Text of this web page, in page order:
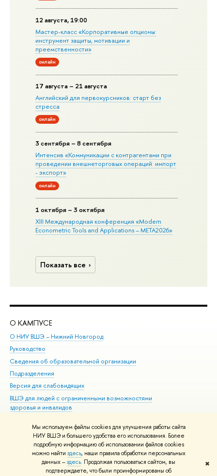
Мы используем файлы cookies для улучшения работы сайта
НИУ ВШЭ и большего удобства его использования. Более
подробную информацию об использовании файлов cookies
можно найти здесь, наши правила обработки персональных
данных –здесь. Продолжая пользоваться сайтом, вы
подтверждаете, что были проинформированы об
✖
12 августа, 19:00
Мастер-класс «Корпоративные опционы:
инструмент защиты, мотивации и
преемственности»
онлайн
17 августа – 21 августа
Английский для первокурсников: старт без
стресса
онлайн
3 сентября – 8 сентября
Интенсив «Коммуникации с контрагентами при
проведении внешнеторговых операций: импорт
- экспорт»
онлайн
1 октября – 3 октября
XIII Международная конференция «Modern
Econometric Tools and Applications – META2026»
Показать все
О КАМПУСЕ
О НИУ ВШЭ – Нижний Новгород
Руководство
Сведения об образовательной организации
Подразделения
Версия для слабовидящих
ВШЭ для людей с ограниченными возможностями
здоровья и инвалидов